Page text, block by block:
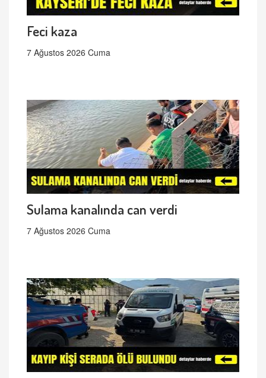
Feci kaza
7 Ağustos 2026 Cuma
Sulama kanalında can verdi
7 Ağustos 2026 Cuma